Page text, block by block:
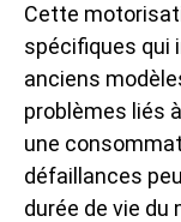
Cette
spécifiques qui
anciens
problèmes liés
une
défaillances
durée de vie du